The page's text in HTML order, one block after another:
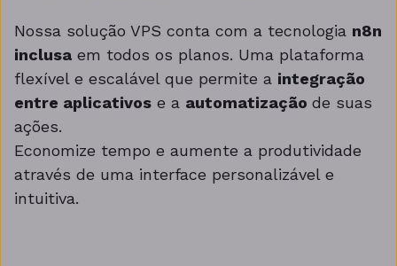
Nossa solução VPS conta com a tecnologia n8n
inclusa em todos os planos. Uma plataforma
flexível e escalável que permite a integração
entre aplicativos e a automatização de suas
ações.
Economize tempo e aumente a produtividade
através de uma interface personalizável e
intuitiva.